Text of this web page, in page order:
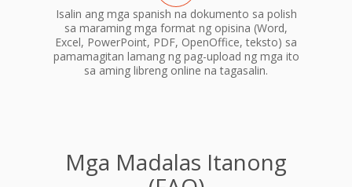
Isalin ang mga spanish na dokumento sa polish
sa maraming mga format ng opisina (Word,
Excel, PowerPoint, PDF, OpenOffice, teksto) sa
pamamagitan lamang ng pag-upload ng mga ito
sa aming libreng online na tagasalin.
Mga Madalas Itanong